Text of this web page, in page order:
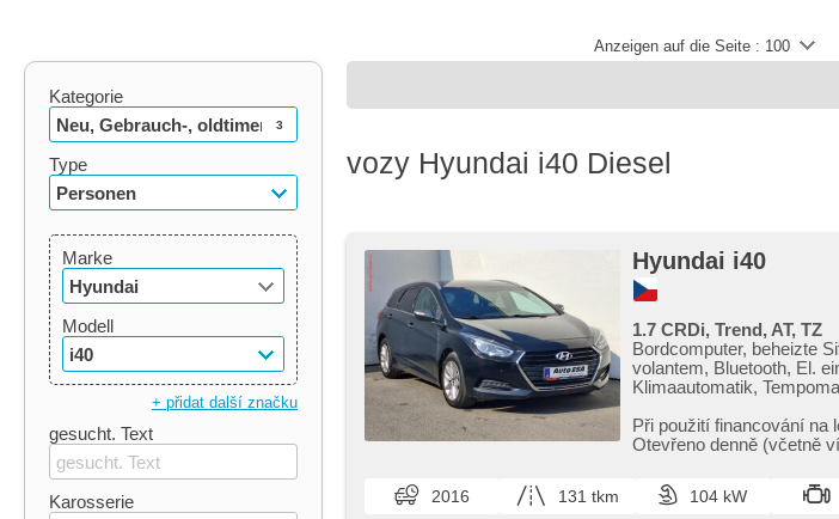
Anzeigen auf die Seite : 100
Kategorie
Neu, Gebrauch-, oldtimer
3
Type
Personen
Marke
Hyundai
Modell
i40
+ přidat další značku
gesucht. Text
Karosserie
vozy Hyundai i40 Diesel
Hyundai i40
1.7 CRDi, Trend, AT, TZ
Bordcomputer, beheizte
volantem, Bluetooth, El.
Klimaautomatik,
täglich Leuchten,
Zentralverriegelung mit
Nebelscheinwerfer,
Při použití financování na
Otevřeno denně (včetně
2016 131 tkm 104 kW